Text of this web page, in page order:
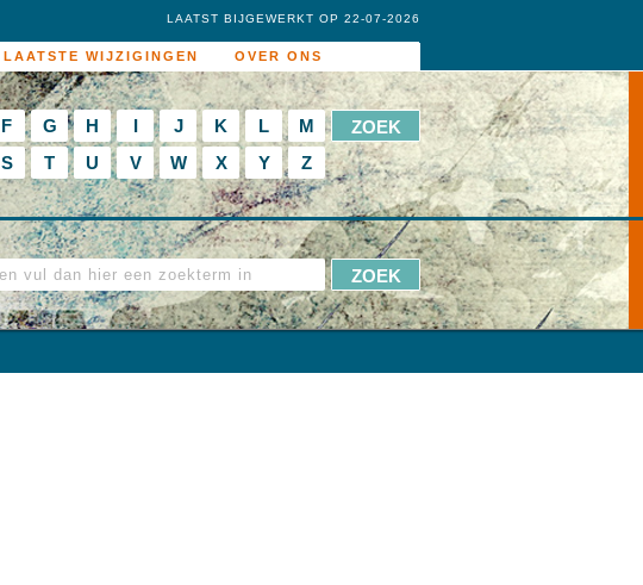
LAATSTE WIJZIGINGEN OVER ONS
LAATST BIJGEWERKT OP 22-07-2026
F G H I J K L
M
S T U V W X Y Z